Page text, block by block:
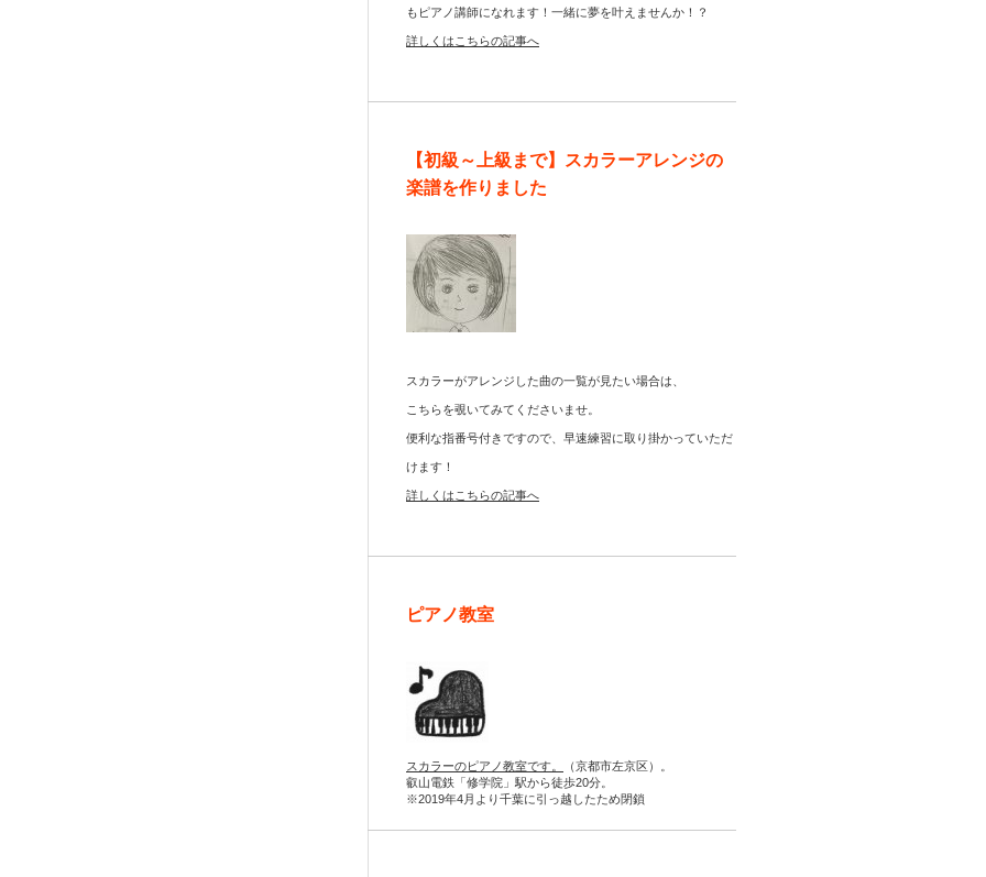
もピアノ講師になれます！一緒に夢を叶えませんか！？
詳しくはこちらの記事へ
【初級～上級まで】スカラーアレンジの
楽譜を作りました
スカラーがアレンジした曲の一覧が見たい場合は、
こちらを覗いてみてくださいませ。
便利な指番号付きですので、早速練習に取り掛かっていただ
けます！
詳しくはこちらの記事へ
ピアノ教室
スカラーのピアノ教室です。
（京都市左京区）。
叡山電鉄「修学院」駅から徒歩20分。
※2019年4月より千葉に引っ越したため閉鎖